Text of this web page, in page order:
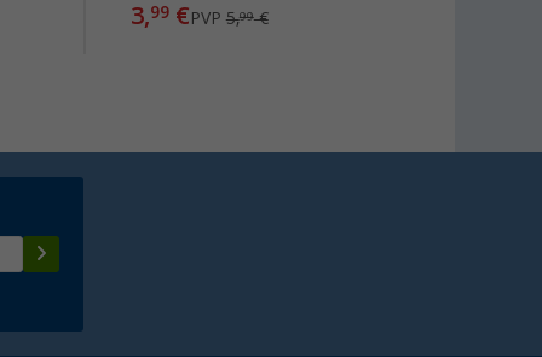
3,99€PVP 5,99€